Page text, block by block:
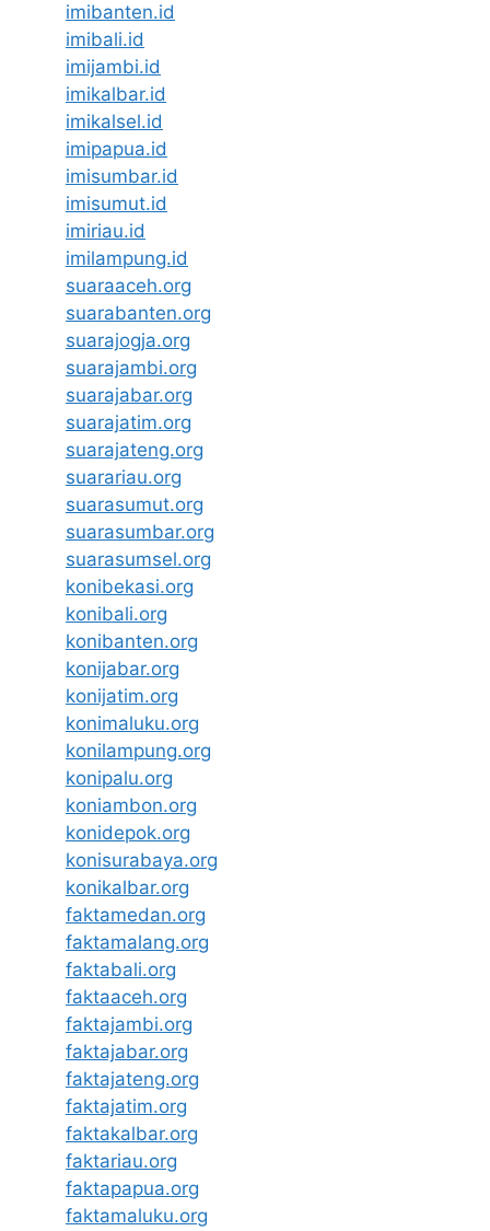
imibanten.id
imibali.id
imijambi.id
imikalbar.id
imikalsel.id
imipapua.id
imisumbar.id
imisumut.id
imiriau.id
imilampung.id
suaraaceh.org
suarabanten.org
suarajogja.org
suarajambi.org
suarajabar.org
suarajatim.org
suarajateng.org
suarariau.org
suarasumut.org
suarasumbar.org
suarasumsel.org
konibekasi.org
konibali.org
konibanten.org
konijabar.org
konijatim.org
konimaluku.org
konilampung.org
konipalu.org
koniambon.org
konidepok.org
konisurabaya.org
konikalbar.org
faktamedan.org
faktamalang.org
faktabali.org
faktaaceh.org
faktajambi.org
faktajabar.org
faktajateng.org
faktajatim.org
faktakalbar.org
faktariau.org
faktapapua.org
faktamaluku.org